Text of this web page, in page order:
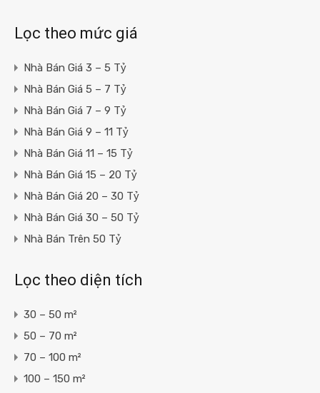
Lọc theo mức giá
Nhà Bán Giá 3 – 5 Tỷ
Nhà Bán Giá 5 – 7 Tỷ
Nhà Bán Giá 7 – 9 Tỷ
Nhà Bán Giá 9 – 11 Tỷ
Nhà Bán Giá 11 – 15 Tỷ
Nhà Bán Giá 15 – 20 Tỷ
Nhà Bán Giá 20 – 30 Tỷ
Nhà Bán Giá 30 – 50 Tỷ
Nhà Bán Trên 50 Tỷ
Lọc theo diện tích
30 – 50 m²
50 – 70 m²
70 – 100 m²
100 – 150 m²